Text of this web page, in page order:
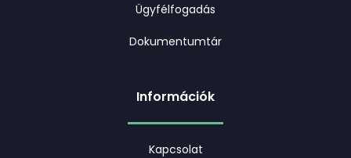
Ügyfélfogadás
Dokumentumtár
Információk
Kapcsolat